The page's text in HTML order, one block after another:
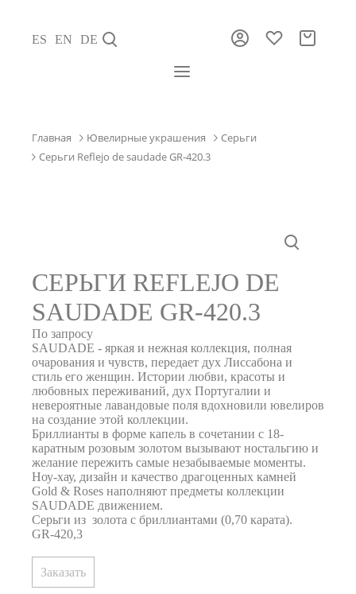
ES EN DE
Главная Ювелирные украшения
Серьги
Серьги Reflejo de saudade GR-420.3
СЕРЬГИ REFLEJO DE
SAUDADE GR-420.3
По запросу
SAUDADE - яркая и нежная коллекция, полная
очарования и чувств, передает дух Лиссабона и
стиль его женщин. Истории любви, красоты и
любовных переживаний, дух Португалии и
невероятные лавандовые поля вдохновили ювелиров
на создание этой коллекции.
Бриллианты в форме капель в сочетании с 18-
каратным розовым золотом вызывают ностальгию и
желание пережить самые незабываемые моменты.
Ноу-хау, дизайн и качество драгоценных камней
Gold & Roses наполняют предметы коллекции
SAUDADE движением.
Серьги из золота с бриллиантами (0,70 карата).
GR-420,3
Заказать